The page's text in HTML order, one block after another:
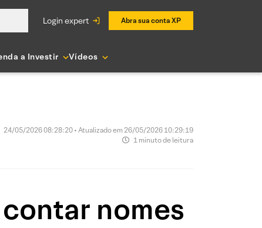
login expert Abra sua conta XP
a Investir Vídeos
24/05/2026 08:28:20 • Atualizado em 26/05/2026 10:29:19
1 minuto de leitura
nomes